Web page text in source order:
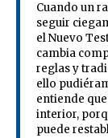
Cuando un
seguir
el Nuevo
cambia
reglas y
ello
entiende
interior,
puede